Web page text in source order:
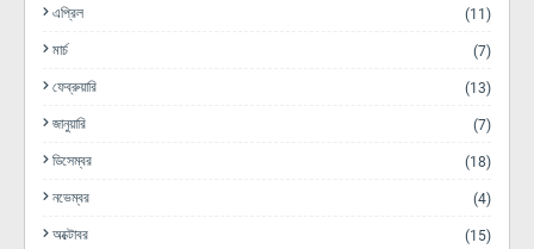
এপ্রিল (11)
মার্চ (7)
ফেব্রুয়ারি (13)
জানুয়ারি (7)
ডিসেম্বর (18)
নভেম্বর (4)
অক্টোবর (15)